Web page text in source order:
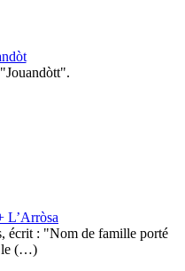
L’Arròsa
écrit : "Nom de famille porté
le (…)